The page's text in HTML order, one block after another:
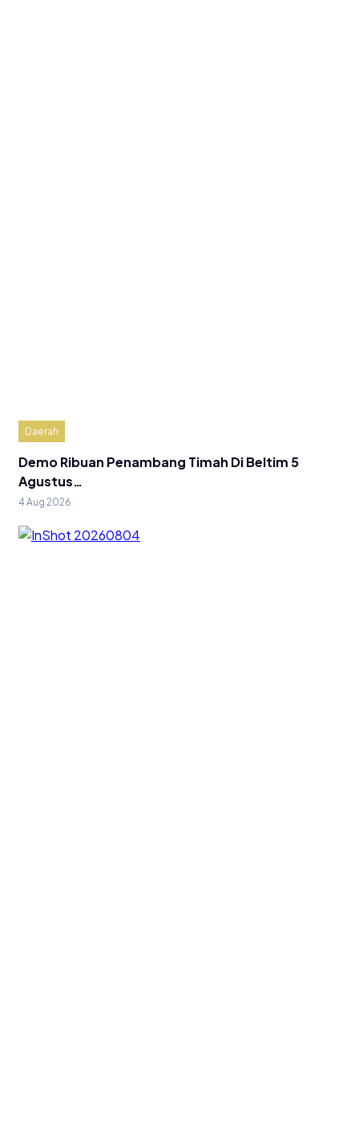
Daerah
Demo Ribuan Penambang Timah Di Beltim 5
Agustus…
4 Aug 2026